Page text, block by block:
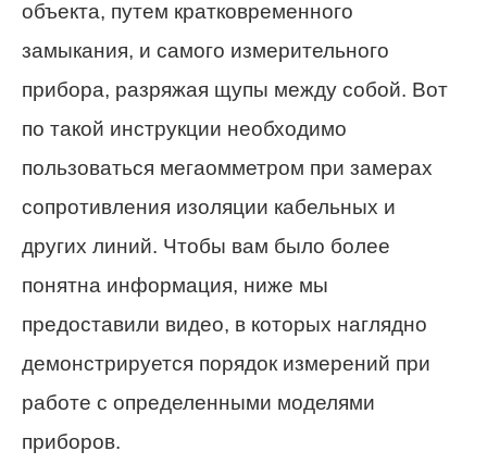
объекта, путем кратковременного
замыкания, и самого измерительного
прибора, разряжая щупы между собой. Вот
по такой инструкции необходимо
пользоваться мегаомметром при замерах
сопротивления изоляции кабельных и
других линий. Чтобы вам было более
понятна информация, ниже мы
предоставили видео, в которых наглядно
демонстрируется порядок измерений при
работе с определенными моделями
приборов.